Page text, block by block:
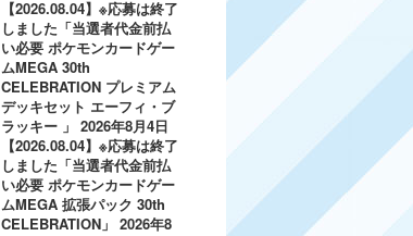
【2026.08.04】※応募は終了
しました「当選者代金前払
い必要 ポケモンカードゲー
ムMEGA 30th
CELEBRATION プレミアム
デッキセット エーフィ・ブ
ラッキー 」 2026年8月4日
【2026.08.04】※応募は終了
しました「当選者代金前払
い必要 ポケモンカードゲー
ムMEGA 拡張パック 30th
CELEBRATION」 2026年8